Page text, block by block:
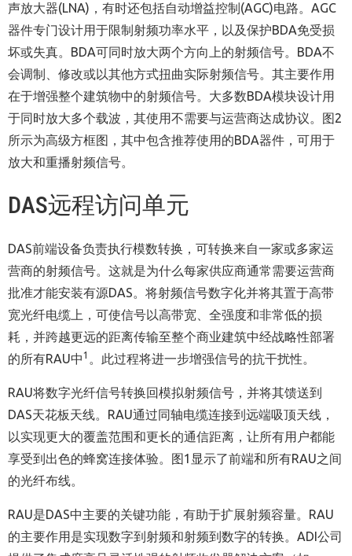
声放大器(LNA)，有时还包括自动增益控制(AGC)电路。AGC
器件专门设计用于限制射频功率水平，以及保护BDA免受损
坏或失真。BDA可同时放大两个方向上的射频信号。BDA不
会调制、修改或以其他方式扭曲实际射频信号。其主要作用
在于增强整个建筑物中的射频信号。大多数BDA模块设计用
于同时放大多个载波，其使用不需要与运营商达成协议。图2
所示为高级方框图，其中包含推荐使用的BDA器件，可用于
放大和重播射频信号。
DAS远程访问单元
DAS前端设备负责执行模数转换，可转换来自一家或多家运
营商的射频信号。这就是为什么每家供应商通常需要运营商
批准才能安装有源DAS。将射频信号数字化并将其置于高带
宽光纤电缆上，可使信号以高带宽、全强度和非常低的损
耗，并跨越更远的距离传输至整个商业建筑中经战略性部署
的所有RAU中1 。此过程将进一步增强信号的抗干扰性。
RAU将数字光纤信号转换回模拟射频信号，并将其馈送到
DAS天花板天线。RAU通过同轴电缆连接到远端吸顶天线，
以实现更大的覆盖范围和更长的通信距离，让所有用户都能
享受到出色的蜂窝连接体验。图1显示了前端和所有RAU之间
的光纤布线。
RAU是DAS中主要的关键功能，有助于扩展射频容量。RAU
的主要作用是实现数字到射频和射频到数字的转换。ADI公司